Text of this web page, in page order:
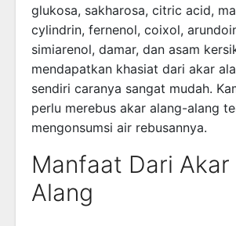
glukosa, sakharosa, citric acid,
cylindrin, fernenol, coixol,
simiarenol, damar, dan asam
mendapatkan khasiat dari akar
sendiri caranya sangat mudah.
perlu merebus akar alang-alang
mengonsumsi air rebusannya.
Manfaat Dari
Alang